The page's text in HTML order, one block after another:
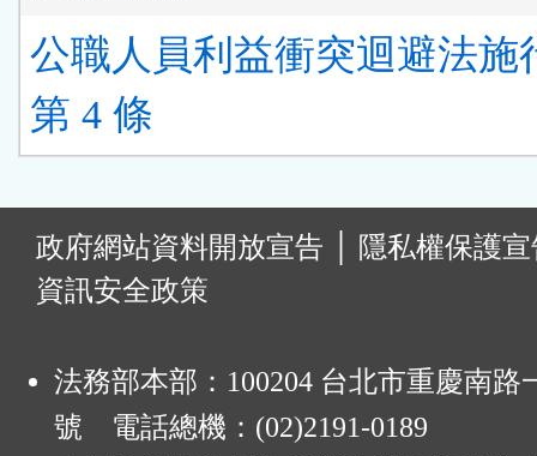
公職人員利益衝突迴避法施
第 4 條
政府網站資料開放宣告
隱私權保護
資訊安全政策
法務部本部：100204 台北市重慶南路
號 電話總機：(02)2191-0189